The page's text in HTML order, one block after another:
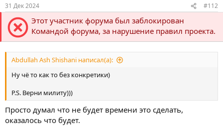
31 Дек 2024 #112
Этот участник форума был заблокирован
Командой форума, за нарушение правил проекта.
Abdullah Ash Shishani написал(а):
Ну чё то как то без конкретики)
P.S. Верни милиту)))
Просто думал что не будет времени это сделать,
оказалось что будет.